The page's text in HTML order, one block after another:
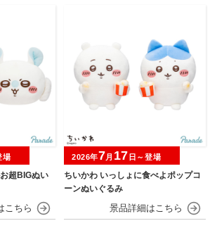
超BIGぬい
場
ちいかわ いっしょに食べよポップコ
ーンぬいぐるみ
2026年7月 17 日～登場